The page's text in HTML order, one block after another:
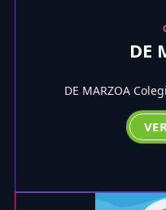
DE
DE MARZOA